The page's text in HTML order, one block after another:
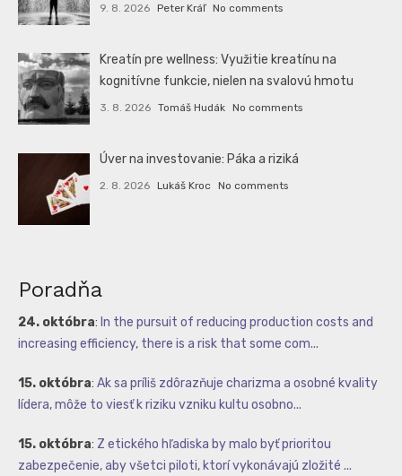
9. 8. 2026 Peter Kráľ No comments
Kreatín pre wellness: Využitie kreatínu na
kognitívne funkcie, nielen na svalovú hmotu
3. 8. 2026 Tomáš Hudák No comments
Úver na investovanie: Páka a riziká
2. 8. 2026 Lukáš Kroc No comments
Poradňa
24. októbra: In the pursuit of reducing production costs and
increasing efficiency, there is a risk that some com...
15. októbra: Ak sa príliš zdôrazňuje charizma a osobné kvality
lídera, môže to viesť k riziku vzniku kultu osobno...
15. októbra: Z etického hľadiska by malo byť prioritou
zabezpečenie, aby všetci piloti, ktorí vykonávajú zložité ...